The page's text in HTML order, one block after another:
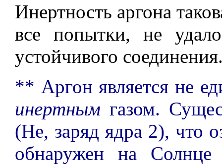
Инертность аргона
все попытки, не
устойчивого
** Аргон является не
инертным газом.
(He, заряд ядра 2), что
обнаружен на Солнце